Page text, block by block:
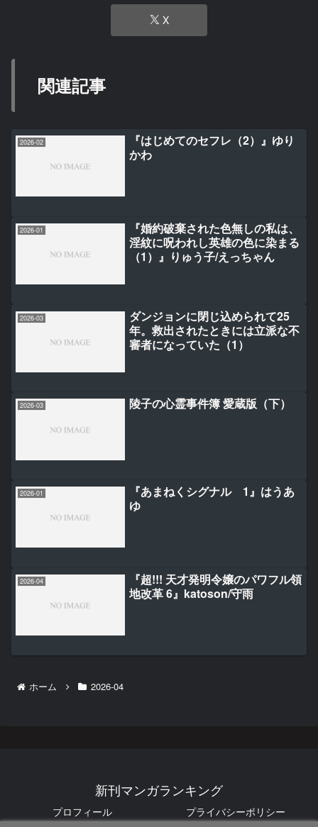
X
関連記事
2026-02
『はじめてのセフレ（2）』ゆり
かわ
2026-01
『婚約破棄された色無しの私は、
淫紋に呪われし英雄の色に染まる
（1）』りゅう子/えっちゃん
2026-03
ダンジョンに閉じ込められて25
年。救出されたときには立派な不
審者になっていた（1）
2026-03 陵子の心霊事件簿 愛蔵版（下）
2026-01
『あまねくシグナル 1』はうあ
ゆ
2026-04
『超!!! 天才発明令嬢のパワフル領
地改革 6』katoson/守雨
ホーム 2026-04
新刊マンガランキング
プロフィール プライバシーポリシー